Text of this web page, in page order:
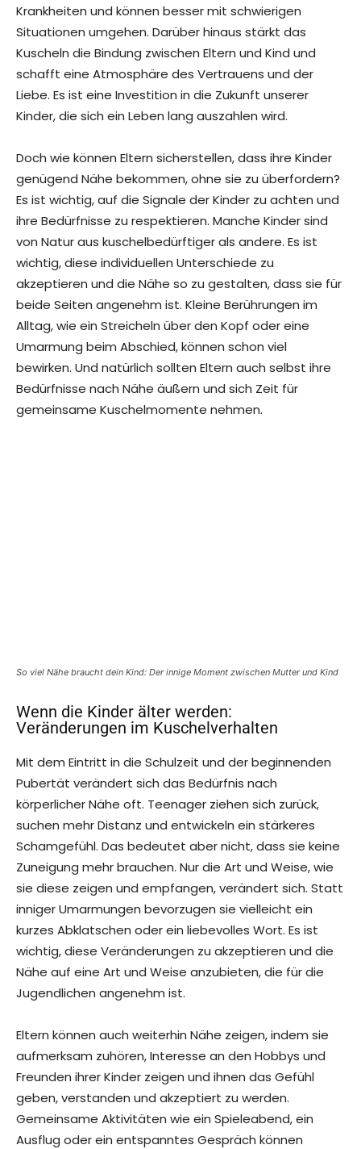
Krankheiten und können besser mit schwierigen
Situationen umgehen. Darüber hinaus stärkt das
Kuscheln die Bindung zwischen Eltern und Kind und
schafft eine Atmosphäre des Vertrauens und der
Liebe. Es ist eine Investition in die Zukunft unserer
Kinder, die sich ein Leben lang auszahlen wird.
Doch wie können Eltern sicherstellen, dass ihre Kinder
genügend Nähe bekommen, ohne sie zu überfordern?
Es ist wichtig, auf die Signale der Kinder zu achten und
ihre Bedürfnisse zu respektieren. Manche Kinder sind
von Natur aus kuschelbedürftiger als andere. Es ist
wichtig, diese individuellen Unterschiede zu
akzeptieren und die Nähe so zu gestalten, dass sie für
beide Seiten angenehm ist. Kleine Berührungen im
Alltag, wie ein Streicheln über den Kopf oder eine
Umarmung beim Abschied, können schon viel
bewirken. Und natürlich sollten Eltern auch selbst ihre
Bedürfnisse nach Nähe äußern und sich Zeit für
gemeinsame Kuschelmomente nehmen.
So viel Nähe braucht dein Kind: Der innige Moment zwischen Mutter und Kind
Wenn die Kinder älter werden:
Veränderungen im Kuschelverhalten
Mit dem Eintritt in die Schulzeit und der beginnenden
Pubertät verändert sich das Bedürfnis nach
körperlicher Nähe oft. Teenager ziehen sich zurück,
suchen mehr Distanz und entwickeln ein stärkeres
Schamgefühl. Das bedeutet aber nicht, dass sie keine
Zuneigung mehr brauchen. Nur die Art und Weise, wie
sie diese zeigen und empfangen, verändert sich. Statt
inniger Umarmungen bevorzugen sie vielleicht ein
kurzes Abklatschen oder ein liebevolles Wort. Es ist
wichtig, diese Veränderungen zu akzeptieren und die
Nähe auf eine Art und Weise anzubieten, die für die
Jugendlichen angenehm ist.
Eltern können auch weiterhin Nähe zeigen, indem sie
aufmerksam zuhören, Interesse an den Hobbys und
Freunden ihrer Kinder zeigen und ihnen das Gefühl
geben, verstanden und akzeptiert zu werden.
Gemeinsame Aktivitäten wie ein Spieleabend, ein
Ausflug oder ein entspanntes Gespräch können